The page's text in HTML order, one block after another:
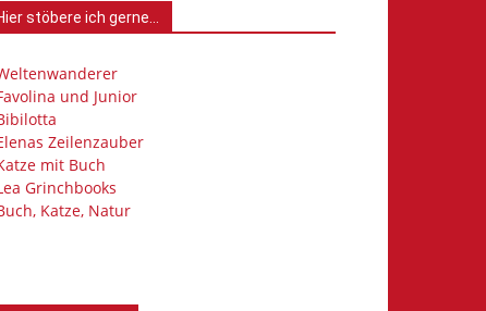
stöbere ich gerne…
und Junior
Zeilenzauber
mit Buch
Grinchbooks
Katze, Natur